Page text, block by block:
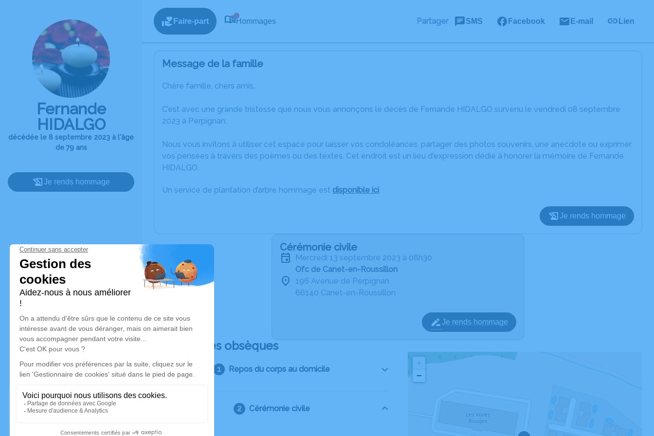
Fernande
HIDALGO
décédée le 8 septembre 2023 à l'âge
de 79 ans
Je rends hommage
Faire-part Hommages Partager SMS Facebook E-mail Lien
Message de la famille
Chère famille, chers amis,
C’est avec une grande tristesse que nous vous annonçons le décès de Fernande HIDALGO survenu le vendredi 08 septembre
2023 à Perpignan.
Nous vous invitons à utiliser cet espace pour laisser vos condoléances, partager des photos souvenirs, une anecdote ou exprimer
vos pensées à travers des poèmes ou des textes. Cet endroit est un lieu d'expression dédié à honorer la mémoire de Fernande
HIDALGO.
Un service de plantation d’arbre hommage est disponible ici.
Je rends hommage
Cérémonie civile
mercredi 13 septembre 2023 à 08h30
Ofc de Canet-en-Roussillon
196 Avenue de Perpignan
66140 Canet-en-Roussillon
Je rends hommage
Déroulé des obsèques
Repos du corps au domicile
Cérémonie civile
−